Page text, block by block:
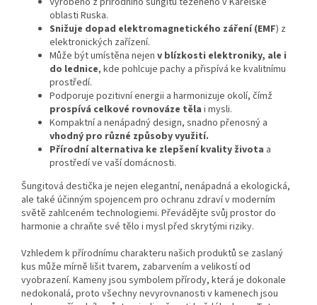
oblasti Ruska.
Snižuje dopad elektromagnetického záření (EMF) z
elektronických zařízení.
Může být umístěna nejen v blízkosti elektroniky, ale i
do lednice, kde pohlcuje pachy a přispívá ke kvalitnímu
prostředí.
Podporuje pozitivní energii a harmonizuje okolí, čímž
prospívá celkové rovnováze těla i mysli.
Kompaktní a nenápadný design, snadno přenosný a
vhodný pro různé způsoby využití.
Přírodní alternativa ke zlepšení kvality života a
prostředí ve vaší domácnosti.
Šungitová destička je nejen elegantní, nenápadná a ekologická,
ale také účinným spojencem pro ochranu zdraví v moderním
světě zahlceném technologiemi. Převádějte svůj prostor do
harmonie a chraňte své tělo i mysl před skrytými riziky.
Vzhledem k přírodnímu charakteru našich produktů se zaslaný
kus může mírně lišit tvarem, zabarvením a velikostí od
vyobrazení. Kameny jsou symbolem přírody, která je dokonale
nedokonalá, proto všechny nevyrovnanosti v kamenech jsou